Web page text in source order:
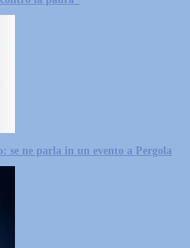
se ne parla in un evento a Pergola